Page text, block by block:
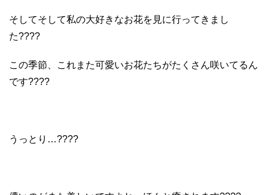
そしてそして私の大好きなお花を見に行ってきまし
た????
この季節、これまた可愛いお花たちがたくさん咲いてるん
です????
うっとり…????